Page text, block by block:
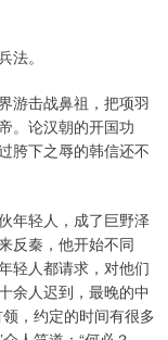
法。
游击战鼻祖，把项羽
。论汉朝的开国功
胯下之辱的韩信还不
年轻人，成了巨野泽
反秦，他开始不同
轻人都请求，对他们
余人迟到，最晚的中
，约定的时间有很多